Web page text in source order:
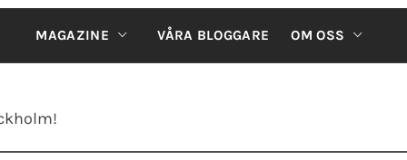
MAGAZINE VÅRA BLOGGARE OM OSS